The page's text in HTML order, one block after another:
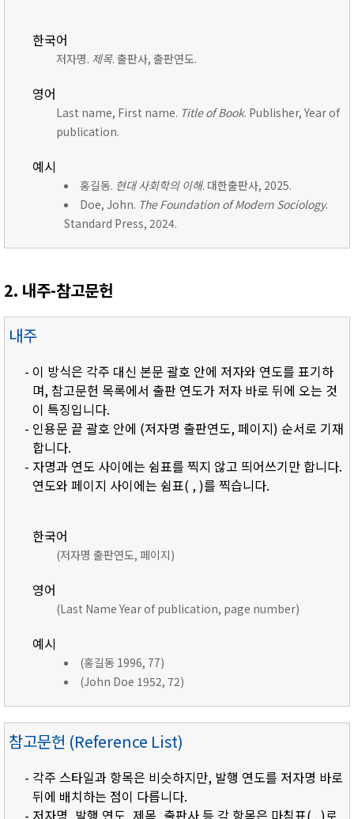
한국어
저자명. 제목. 출판사, 출판연도.
영어
Last name, First name. Title of Book. Publisher, Year of
publication.
예시
홍길동. 현대 사회학의 이해. 대한출판사, 2025.
Doe, John. The Foundation of Modern Sociology.
Standard Press, 2024.
2. 내주-참고문헌
내주
- 이 방식은 각주 대신 본문 괄호 안에 저자와 연도를 표기하
며, 참고문헌 목록에서 출판 연도가 저자 바로 뒤에 오는 것
이 특징입니다.
- 인용문 끝 괄호 안에 (저자명 출판연도, 페이지) 순서로 기재
합니다.
- 자명과 연도 사이에는 쉼표를 찍지 않고 띄어쓰기만 합니다.
연도와 페이지 사이에는 쉼표( , )를 찍습니다.
한국어
(저자명 출판연도, 페이지)
영어
(Last Name Year of publication, page number)
예시
(홍길동 1996, 77)
(John Doe 1952, 72)
참고문헌 (Reference List)
- 각주 스타일과 항목은 비슷하지만, 발행 연도를 저자명 바로
뒤에 배치하는 점이 다릅니다.